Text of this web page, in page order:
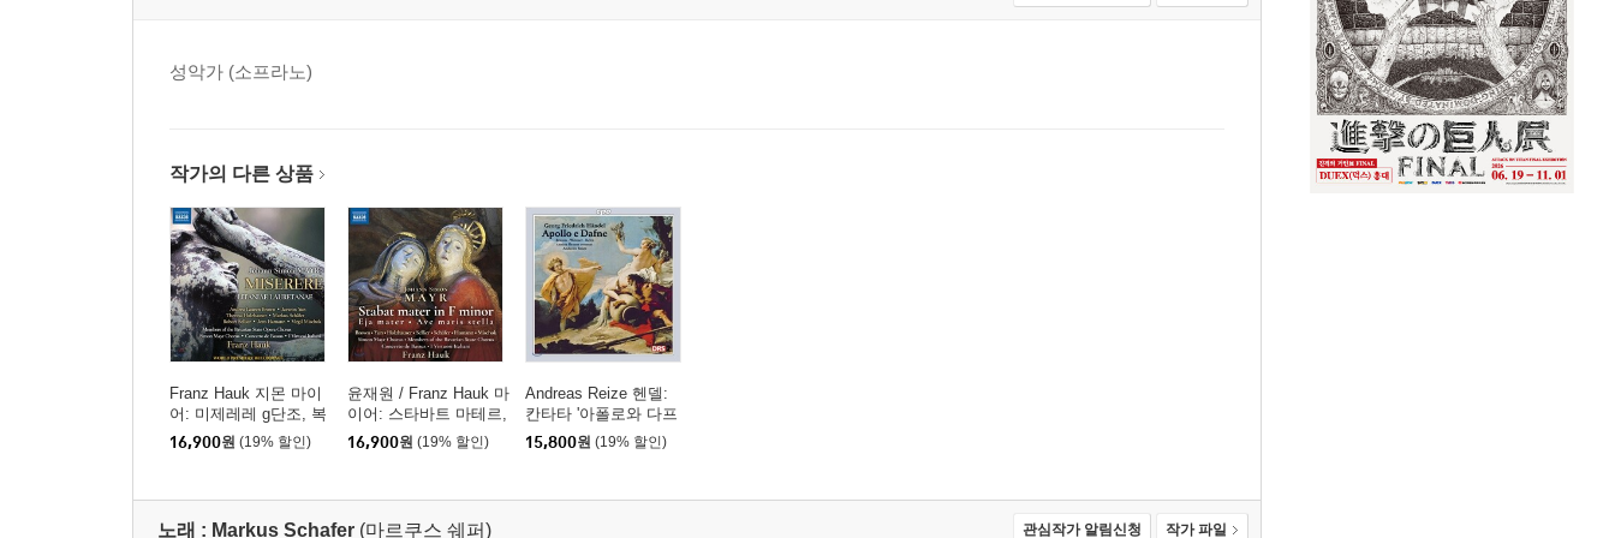
성악가 (소프라노)
작가의 다른 상품
Franz Hauk 지몬 마이
어: 미제레레 g단조, 복
되신 동정녀 마리아를
위한 리타니아 [연송] (J
serere, Litaniae Lauret
16,900원 (19% 할인)
윤재원 / Franz Hauk 마
이어: 스타바트 마테르,
아베 마리스 스텔라, 에
야 마테르 - 비르투오지
드 바수스, 프란츠 하우
16,900원 (19% 할인)
Andreas Reize 헨델:
칸타타 '아폴로와 다프
네' (Handel: Apollo e D
afne)
15,800원 (19% 할인)
노래 : Markus Schafer (마르쿠스 쉐퍼) 관심작가 알림신청 작가 파일